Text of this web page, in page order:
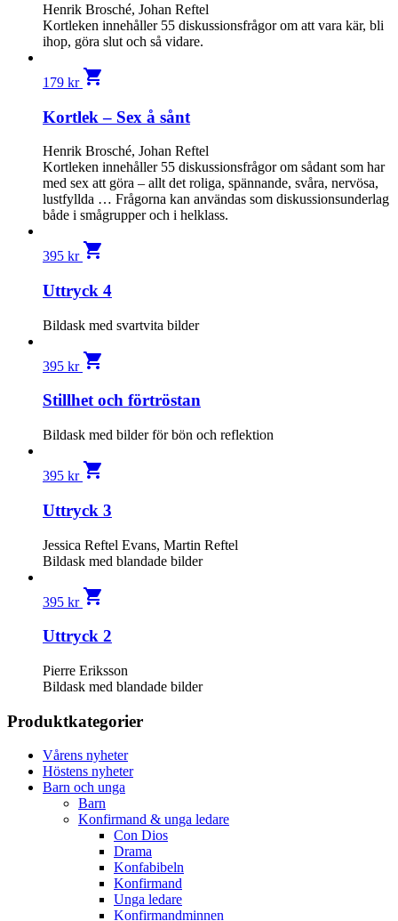
Henrik Brosché, Johan Reftel
Kortleken innehåller 55 diskussionsfrågor om att vara kär, bli
ihop, göra slut och så vidare.
179 kr shopping_cart
Kortlek – Sex å sånt
Henrik Brosché, Johan Reftel
Kortleken innehåller 55 diskussionsfrågor om sådant som har
med sex att göra – allt det roliga, spännande, svåra, nervösa,
lustfyllda … Frågorna kan användas som diskussionsunderlag
både i smågrupper och i helklass.
395 kr shopping_cart
Uttryck 4
Bildask med svartvita bilder
395 kr shopping_cart
Stillhet och förtröstan
Bildask med bilder för bön och reflektion
395 kr shopping_cart
Uttryck 3
Jessica Reftel Evans, Martin Reftel
Bildask med blandade bilder
395 kr shopping_cart
Uttryck 2
Pierre Eriksson
Bildask med blandade bilder
Produktkategorier
Vårens nyheter
Höstens nyheter
Barn och unga
Barn
Konfirmand & unga ledare
Con Dios
Drama
Konfabibeln
Konfirmand
Unga ledare
Konfirmandminnen